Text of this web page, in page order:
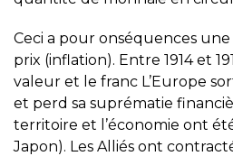
Ceci a pour onséquences
prix (inflation). Entre 1914 et
valeur et le franc L’Europe
et perd sa suprématie
territoire et l’économie ont
Japon). Les Alliés ont